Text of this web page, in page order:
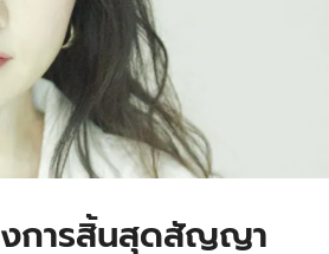
การสิ้นสุดสัญญา